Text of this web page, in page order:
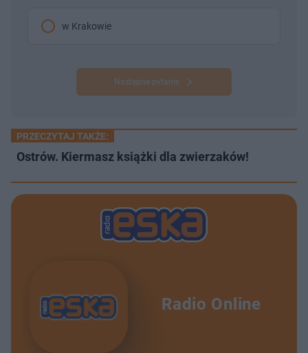
w Krakowie
Następne pytanie
PRZECZYTAJ TAKŻE:
Ostrów. Kiermasz książki dla zwierzaków!
Radio Online